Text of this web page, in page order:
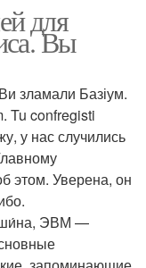
для
Вы
зламали Базіум.
Tu confregisti
у нас случились
этом. Уверена, он
ЭВМ —